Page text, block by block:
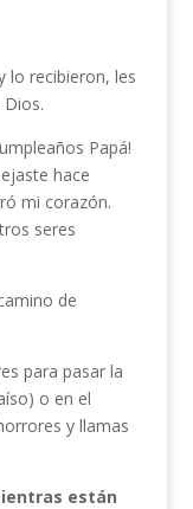
lo recibieron, les
Papá!
hace
mi corazón.
seres
de
para pasar la
o en el
y llamas
están